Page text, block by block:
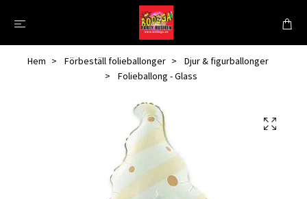
Hem Förbeställ folieballonger
Djur & figurballonger
Folieballong - Glass